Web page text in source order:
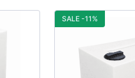
SALE -11%